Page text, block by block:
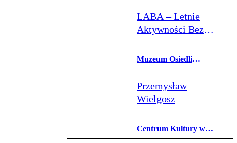
LABA – Letnie
Aktywności Bez
Muzeum Osiedli
Mieszkaniowych
Przemysław
Wielgosz
Centrum Kultury w
Lublinie